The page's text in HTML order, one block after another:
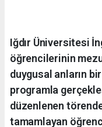
Iğdır Üniversitesi
öğrencilerinin
duygusal anların
programla
düzenlenen
tamamlayan